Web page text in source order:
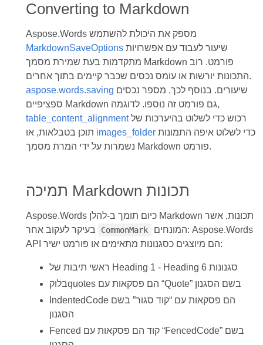
Converting to Markdown
Aspose.Words מספק את היכולת להשתמש
MarkdownSaveOptionsשיעור לעבוד עם אפשרויות
מתקדמות בעת שמירת מסמך Markdown פורמט. רוב
התכונות יורשות או עומס נכסים שכבר קיימים בתוך אחרים.
aspose.words.saving
ספציפיים Markdown גם פורמט זה נוספו. לדוגמה,
table_content_alignmentרכוש כדי לשלוט בהיערכות של
images_folderכדי לשלוט איפה התמונות
נשמרות על ידי המרת מסמך Markdown פורמט.
Aspose.Words כיום תומך ב-להלן Markdown תכונות, אשר
CommonMark
API הם מיוצגים כסגנונות מתאימים או פורמט ישיר:
ראשי תיבות של Heading 1 - Heading 6 סגנונות
בלוקquotes הם פסקאות עם “Quote” בשם הסגנון
IndentedCode הם פסקאות עם “קוד סגור” בשם
הסגנון
Fenced קוד הם פסקאות עם “FencedCode” בשם